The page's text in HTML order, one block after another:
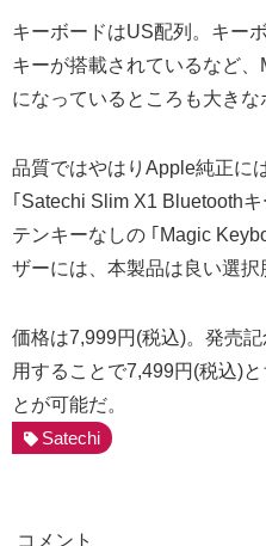
キーボードはUS配列。キー
キーが搭載されているなど
になっているところも大きな
品質ではやはりApple純正に
｢Satechi Slim X1 Bluetooth
テンキーなしの ｢Magic
ザーには、本製品は良い選択
価格は7,999円(税込)。発売
用することで7,499円(税込)
とが可能だ。
Satechi